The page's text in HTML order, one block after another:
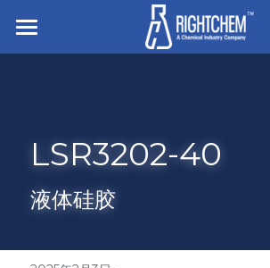
主页
业务与产品
离型与底涂
招贤纳士
LSR3202-40
液体硅胶